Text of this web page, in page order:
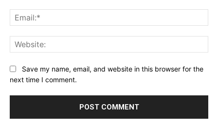
Save my name, email, and website in this browser for the
next time I comment.